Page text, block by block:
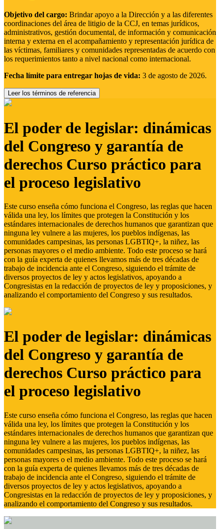
Objetivo del cargo: Brindar apoyo a la Dirección y a las diferentes
coordinaciones del área de litigio de la CCJ, en temas jurídicos,
administrativos, gestión documental, de información y comunicación
interna y externa en el acompañamiento y representación jurídica de
las víctimas, familiares y comunidades representadas de acuerdo con
los requerimientos tanto a nivel nacional como internacional.
Fecha límite para entregar hojas de vida: 3 de agosto de 2026.
Leer los términos de referencia
El poder de legislar: dinámicas
del Congreso y garantía de
derechos Curso práctico para
el proceso legislativo
Este curso enseña cómo funciona el Congreso, las reglas que hacen
válida una ley, los límites que protegen la Constitución y los
estándares internacionales de derechos humanos que garantizan que
ninguna ley vulnere a las mujeres, los pueblos indígenas, las
comunidades campesinas, las personas LGBTIQ+, la niñez, las
personas mayores o el medio ambiente. Todo este proceso se hará
con la guía experta de quienes llevamos más de tres décadas de
trabajo de incidencia ante el Congreso, siguiendo el trámite de
diversos proyectos de ley y actos legislativos, apoyando a
Congresistas en la redacción de proyectos de ley y proposiciones, y
analizando el comportamiento del Congreso y sus resultados.
El poder de legislar: dinámicas
del Congreso y garantía de
derechos Curso práctico para
el proceso legislativo
Este curso enseña cómo funciona el Congreso, las reglas que hacen
válida una ley, los límites que protegen la Constitución y los
estándares internacionales de derechos humanos que garantizan que
ninguna ley vulnere a las mujeres, los pueblos indígenas, las
comunidades campesinas, las personas LGBTIQ+, la niñez, las
personas mayores o el medio ambiente. Todo este proceso se hará
con la guía experta de quienes llevamos más de tres décadas de
trabajo de incidencia ante el Congreso, siguiendo el trámite de
diversos proyectos de ley y actos legislativos, apoyando a
Congresistas en la redacción de proyectos de ley y proposiciones, y
analizando el comportamiento del Congreso y sus resultados.